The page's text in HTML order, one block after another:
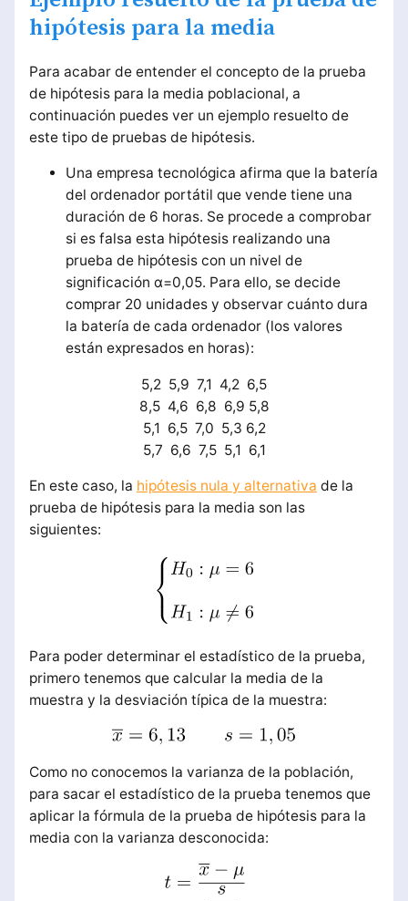
hipótesis para la media
Para acabar de entender el concepto de la prueba
de hipótesis para la media poblacional, a
continuación puedes ver un ejemplo resuelto de
este tipo de pruebas de hipótesis.
Una empresa tecnológica afirma que la batería
del ordenador portátil que vende tiene una
duración de 6 horas. Se procede a comprobar
si es falsa esta hipótesis realizando una
prueba de hipótesis con un nivel de
significación α=0,05. Para ello, se decide
comprar 20 unidades y observar cuánto dura
la batería de cada ordenador (los valores
están expresados en horas):
5,2 5,9 7,1 4,2 6,5
8,5 4,6 6,8 6,9 5,8
5,1 6,5 7,0 5,3 6,2
5,7 6,6 7,5 5,1 6,1
En este caso, la hipótesis nula y alternativa de la
prueba de hipótesis para la media son las
siguientes:
Para poder determinar el estadístico de la prueba,
primero tenemos que calcular la media de la
muestra y la desviación típica de la muestra:
Como no conocemos la varianza de la población,
para sacar el estadístico de la prueba tenemos que
aplicar la fórmula de la prueba de hipótesis para la
media con la varianza desconocida: